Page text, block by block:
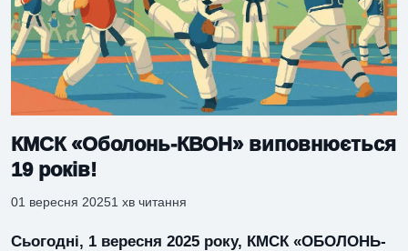
КМСК «Оболонь-КВОН» виповнюється
19 років!
01 вересня 20251 хв читання
Сьогодні, 1 вересня 2025 року, КМСК «ОБОЛОНЬ-